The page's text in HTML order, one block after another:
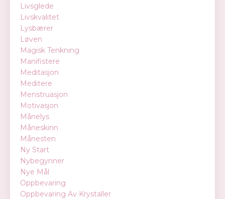
Livsglede
Livskvalitet
Lysbærer
Løven
Magisk Tenkning
Manifistere
Meditasjon
Meditere
Menstruasjon
Motivasjon
Månelys
Måneskinn
Månesten
Ny Start
Nybegynner
Nye Mål
Oppbevaring
Oppbevaring Av Krystaller